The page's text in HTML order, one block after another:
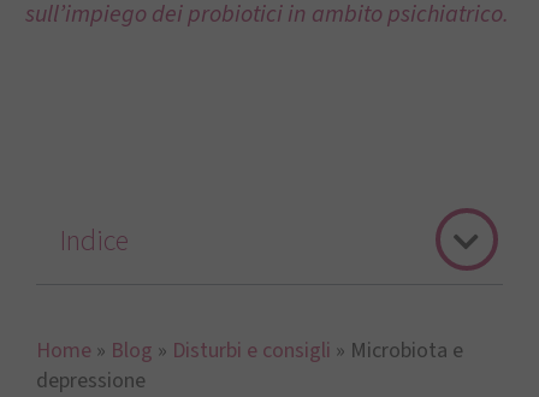
sull’impiego dei probiotici in ambito psichiatrico.
Home » Blog » Disturbi e consigli » Microbiota e
depressione
Indice